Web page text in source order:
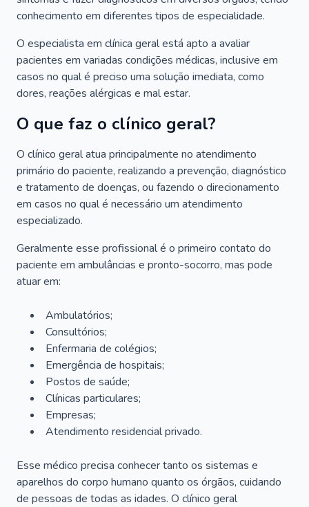
conhecimento em diferentes tipos de especialidade.
O especialista em clínica geral está apto a avaliar
pacientes em variadas condições médicas, inclusive em
casos no qual é preciso uma solução imediata, como
dores, reações alérgicas e mal estar.
O que faz o clínico geral?
O clínico geral atua principalmente no atendimento
primário do paciente, realizando a prevenção, diagnóstico
e tratamento de doenças, ou fazendo o direcionamento
em casos no qual é necessário um atendimento
especializado.
Geralmente esse profissional é o primeiro contato do
paciente em ambulâncias e pronto-socorro, mas pode
atuar em:
Ambulatórios;
Consultórios;
Enfermaria de colégios;
Emergência de hospitais;
Postos de saúde;
Clínicas particulares;
Empresas;
Atendimento residencial privado.
Esse médico precisa conhecer tanto os sistemas e
aparelhos do corpo humano quanto os órgãos, cuidando
de pessoas de todas as idades. O clínico geral